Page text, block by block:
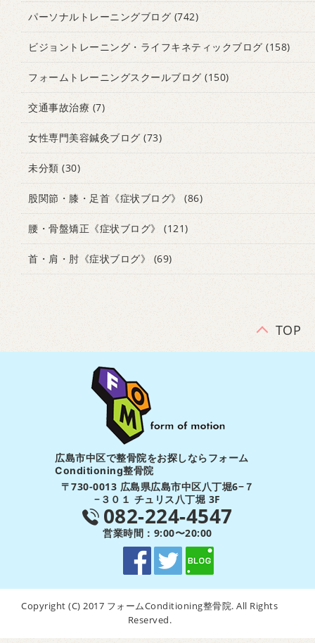
パーソナルトレーニングブログ (742)
ビジョントレーニング・ライフキネティックブログ (158)
フォームトレーニングスクールブログ (150)
交通事故治療 (7)
女性専門美容鍼灸ブログ (73)
未分類 (30)
股関節・膝・足首《症状ブログ》 (86)
腰・骨盤矯正《症状ブログ》 (121)
首・肩・肘《症状ブログ》 (69)
TOP
広島市中区で整骨院をお探しならフォーム
Conditioning整骨院
〒730-0013 広島県広島市中区八丁堀6−７
−３０１ チュリス八丁堀 3F
082-224-4547
営業時間：9:00〜20:00
Copyright (C) 2017 フォームConditioning整骨院. All Rights
Reserved.